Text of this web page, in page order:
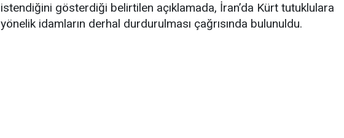
istendiğini gösterdiği belirtilen açıklamada, İran’da Kürt tutuklulara
yönelik idamların derhal durdurulması çağrısında bulunuldu.